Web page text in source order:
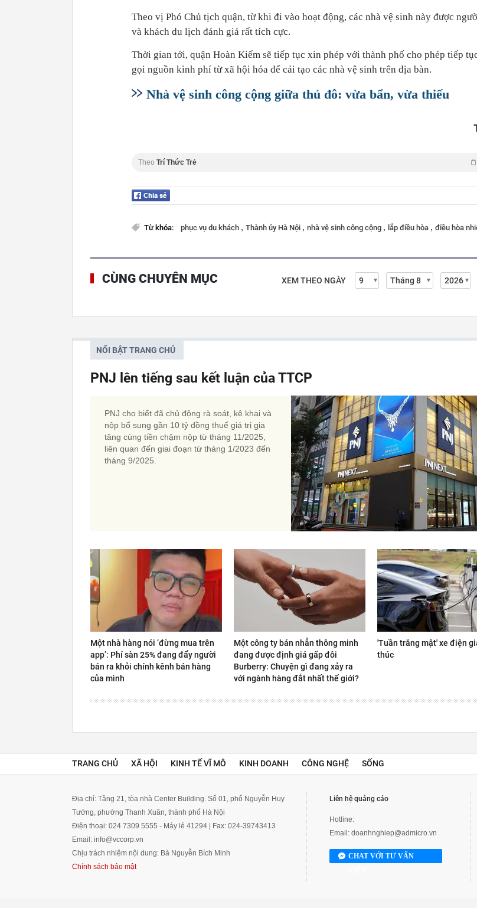
Theo vị Phó Chủ tịch quận, từ khi đi vào hoạt động, các nhà vệ sinh này được
và khách du lịch đánh giá rất tích cực.
Thời gian tới, quận Hoàn Kiếm sẽ tiếp tục xin phép với thành phố cho phép tiếp
gọi nguồn kinh phí từ xã hội hóa để cải tạo các nhà vệ sinh trên địa bàn.
Nhà vệ sinh công cộng giữa thủ đô: vừa bẩn, vừa thiếu
Theo Trí Thức Trẻ
Từ khóa: phục vụ du khách , Thành ủy Hà Nội , nhà vệ sinh công cộng , lắp điều hòa , điều hòa
CÙNG CHUYÊN MỤC XEM THEO NGÀY
NỔI BẬT TRANG CHỦ
PNJ lên tiếng sau kết luận của TTCP
PNJ cho biết đã chủ động rà soát, kê khai và
nộp bổ sung gần 10 tỷ đồng thuế giá trị gia
tăng cùng tiền chậm nộp từ tháng 11/2025,
liên quan đến giai đoạn từ tháng 1/2023 đến
tháng 9/2025.
Một nhà hàng nói ‘đừng mua trên
app’: Phí sàn 25% đang đẩy người
bán ra khỏi chính kênh bán hàng
của mình
Một công ty bán nhẫn thông minh
đang được định giá gấp đôi
Burberry: Chuyện gì đang xảy ra
với ngành hàng đắt nhất thế giới?
'Tuần trăng mật' xe điện
thúc
TRANG CHỦ XÃ HỘI KINH TẾ VĨ MÔ KINH DOANH CÔNG NGHỆ SỐNG
Địa chỉ: Tầng 21, tòa nhà Center Building. Số 01, phố Nguyễn Huy
Tưởng, phường Thanh Xuân, thành phố Hà Nội
Điện thoại: 024 7309 5555 - Máy lẻ 41294 | Fax: 024-39743413
Email: info@vccorp.vn
Chịu trách nhiệm nội dung: Bà Nguyễn Bích Minh
Chính sách bảo mật
Liên hệ quảng cáo
Hotline:
Email: doanhnghiep@admicro.vn
CHAT VỚI TƯ VẤN